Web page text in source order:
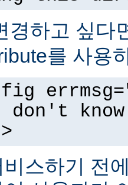
경하고 싶다
를 사용
don't
스하기 전